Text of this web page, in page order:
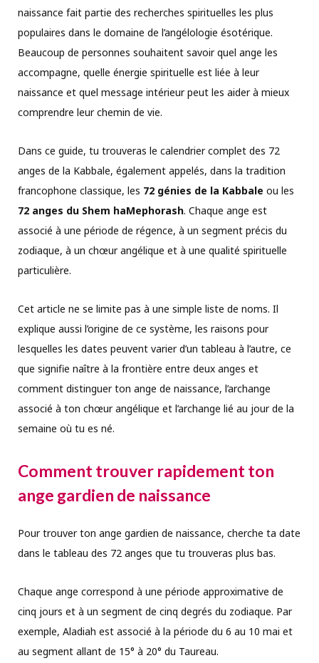
naissance fait partie des recherches spirituelles les plus
populaires dans le domaine de l’angélologie ésotérique.
Beaucoup de personnes souhaitent savoir quel ange les
accompagne, quelle énergie spirituelle est liée à leur
naissance et quel message intérieur peut les aider à mieux
comprendre leur chemin de vie.
Dans ce guide, tu trouveras le calendrier complet des 72
anges de la Kabbale, également appelés, dans la tradition
francophone classique, les 72 génies de la Kabbale ou les
72 anges du Shem haMephorash. Chaque ange est
associé à une période de régence, à un segment précis du
zodiaque, à un chœur angélique et à une qualité spirituelle
particulière.
Cet article ne se limite pas à une simple liste de noms. Il
explique aussi l’origine de ce système, les raisons pour
lesquelles les dates peuvent varier d’un tableau à l’autre, ce
que signifie naître à la frontière entre deux anges et
comment distinguer ton ange de naissance, l’archange
associé à ton chœur angélique et l’archange lié au jour de la
semaine où tu es né.
Comment trouver rapidement ton
ange gardien de naissance
Pour trouver ton ange gardien de naissance, cherche ta date
dans le tableau des 72 anges que tu trouveras plus bas.
Chaque ange correspond à une période approximative de
cinq jours et à un segment de cinq degrés du zodiaque. Par
exemple, Aladiah est associé à la période du 6 au 10 mai et
au segment allant de 15° à 20° du Taureau.